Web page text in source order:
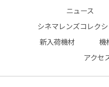
ニュース
シネマレンズコレク
新入荷機材
機
アクセ